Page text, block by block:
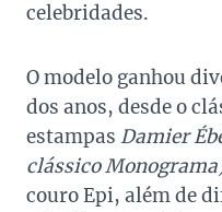
celebridades.
O modelo ganhou
dos anos, desde o
estampas Damier
clássico
couro Epi, além de